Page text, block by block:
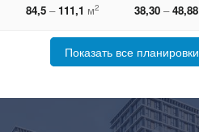
84,5 –111,1 м2 38,30 –48,88
Показать все планировки